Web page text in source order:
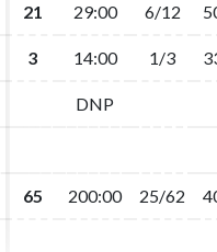
21 29:00 6/12
3 14:00 1/3
DNP
65 200:00 25/62
21 29:00 6/12
3 14:00 1/3
DNP
65 200:00 25/62